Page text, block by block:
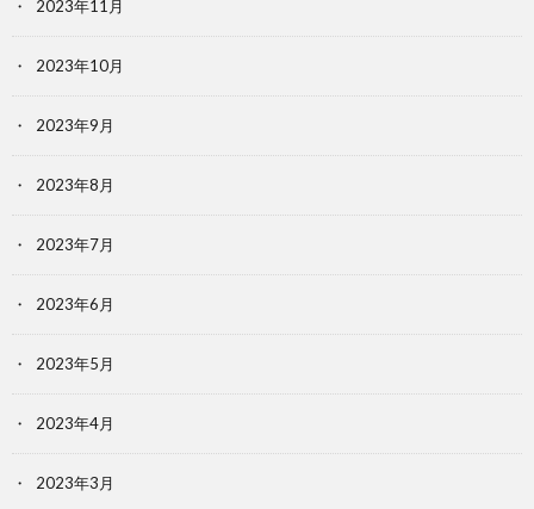
2023年11月
2023年10月
2023年9月
2023年8月
2023年7月
2023年6月
2023年5月
2023年4月
2023年3月